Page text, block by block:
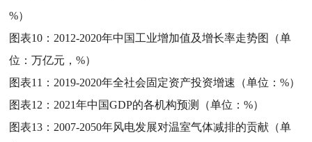
%）
图表10： 2012-2020年中国工业增加值及增长率走势图（单
位：万亿元，%）
图表11： 2019-2020年全社会固定资产投资增速（单位：%）
图表12： 2021年中国GDP的各机构预测（单位：%）
图表13： 2007-2050年风电发展对温室气体减排的贡献（单